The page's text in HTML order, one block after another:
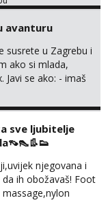
tamo....
avanturu
susrete u Zagrebu i
ako si mlada,
Javi se ako: - imaš
fleksibilna s
i noći su za
i koristiš
- frajeri i
sve ljubitelje
njegovana i
ih obožavaš! Foot
subota:15-